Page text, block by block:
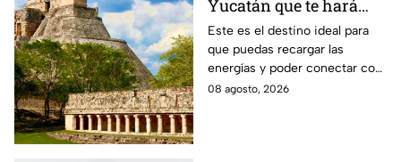
Yucatán que te hará
desconectarte de la
rutina
Este es el destino ideal para
que puedas recargar las
energías y poder conectar con
naturaleza.
08 agosto, 2026